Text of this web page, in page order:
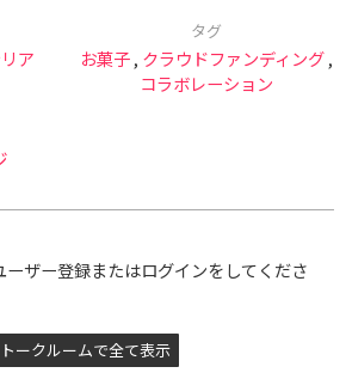
ア
タグ
お菓子, クラウドファンディング,
コラボレーション
ーザー登録またはログインをしてくださ
ークルームで全て表示